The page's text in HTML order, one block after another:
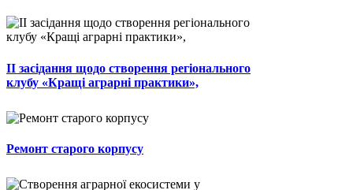
ІІ засідання щодо створення регіонального
клубу «Кращі аграрні практики»,
Ремонт старого корпусу